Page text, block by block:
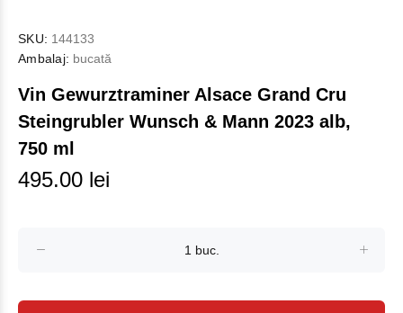
SKU: 144133
Ambalaj: bucată
Vin Gewurztraminer Alsace Grand Cru
Steingrubler Wunsch & Mann 2023 alb,
750 ml
495.00 lei